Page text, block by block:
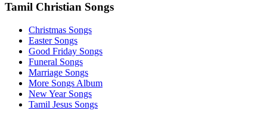
Tamil Christian Songs
Christmas Songs
Easter Songs
Good Friday Songs
Funeral Songs
Marriage Songs
More Songs Album
New Year Songs
Tamil Jesus Songs